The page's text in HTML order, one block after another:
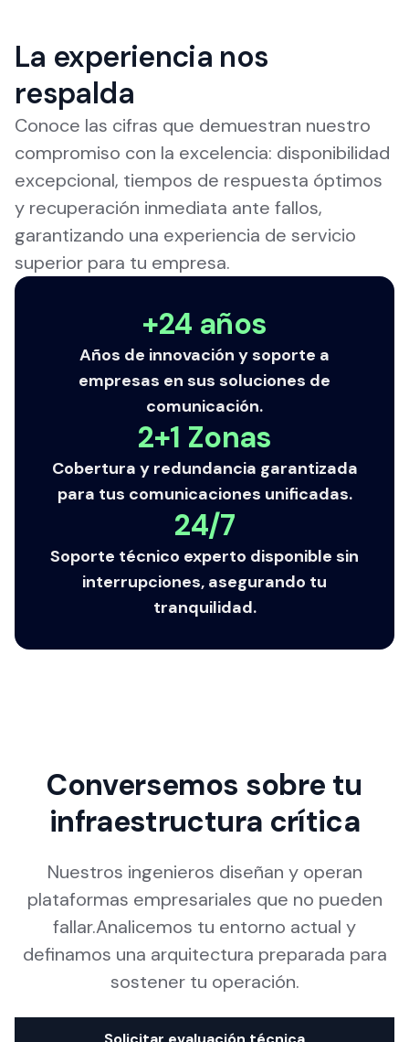
La experiencia nos
respalda
Conoce las cifras que demuestran nuestro
compromiso con la excelencia: disponibilidad
excepcional, tiempos de respuesta óptimos
y recuperación inmediata ante fallos,
garantizando una experiencia de servicio
superior para tu empresa.
+24 años
Años de innovación y soporte a
empresas en sus soluciones de
comunicación.
2+1 Zonas
Cobertura y redundancia garantizada
para tus comunicaciones unificadas.
24/7
Soporte técnico experto disponible sin
interrupciones, asegurando tu
tranquilidad.
Conversemos sobre tu
infraestructura crítica
Nuestros ingenieros diseñan y operan
plataformas empresariales que no pueden
fallar.Analicemos tu entorno actual y
definamos una arquitectura preparada para
sostener tu operación.